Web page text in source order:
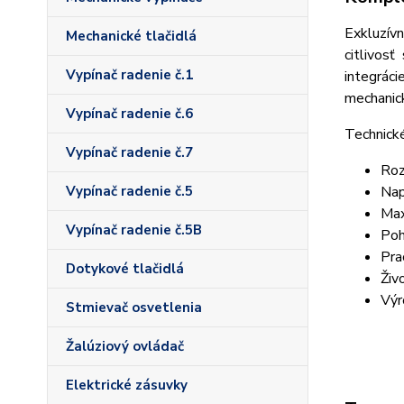
Mechanické tlačidlá
Vypínač radenie č.1
Vypínač radenie č.6
Vypínač radenie č.7
Vypínač radenie č.5
Vypínač radenie č.5B
Dotykové tlačidlá
Stmievač osvetlenia
Žalúziový ovládač
Elektrické zásuvky
citlivosť